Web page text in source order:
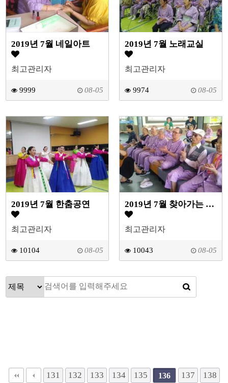
2019년 7월 네일아트
최고관리자
9999 08-05
2019년 7월 노래교실
최고관리자
9974 08-05
2019년 7월 한춤공연
최고관리자
10104 08-05
2019년 7월 찾아가는 기타교실
최고관리자
10043 08-05
131 132 133 134 135 136 137 138